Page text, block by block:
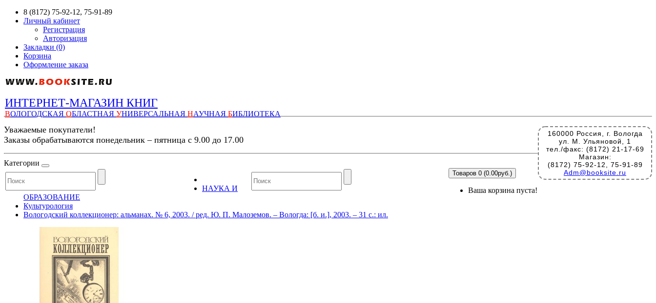
8 (8172) 75-92-12, 75-91-89
Личный кабинет
Регистрация
Авторизация
Закладки (0)
Корзина
Оформление заказа
ИНТЕРНЕТ-МАГАЗИН КНИГ
ВОЛОГОДСКАЯ ОБЛАСТНАЯ УНИВЕРСАЛЬНАЯ НАУЧНАЯ БИБЛИОТЕКА
160000 Россия, г. Вологда
ул. М. Ульяновой, 1
тел./факс: (8172) 21-17-69
Магазин:
(8172) 75-92-12, 75-91-89
Adm@booksite.ru
Уважаемые покупатели!
Заказы обрабатываются понедельник – пятница с 9.00 до 17.00
Категории
Товаров 0 (0.00руб.)
Ваша корзина пуста!
НАУКА И
ОБРАЗОВАНИЕ
Культурология
Вологодский коллекционер: альманах. № 6, 2003. / ред. Ю. П. Малоземов. – Вологда: [б. и.], 2003. – 31 c.: ил.